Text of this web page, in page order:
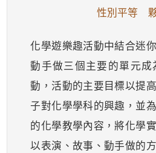
性別平等
化學遊樂趣活動中結合迷
動手做三個主要的單元
動，活動的主要目標以提
子對化學學科的興趣，並
的化學教學內容，將化學
以表演、故事、動手做的